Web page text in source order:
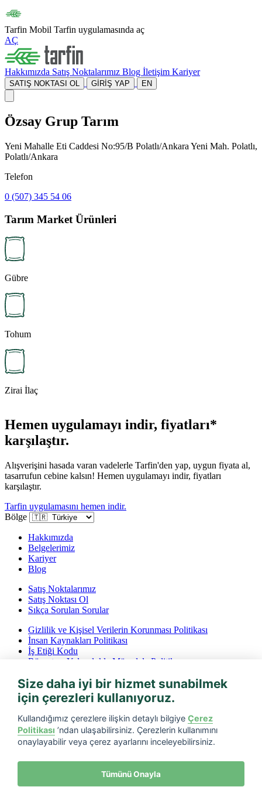
Tarfin Mobil Tarfin uygulamasında aç
AÇ
Hakkımızda Satış Noktalarımız Blog İletişim Kariyer
SATIŞ NOKTASI OL GİRİŞ YAP EN
Özsay Grup Tarım
Yeni Mahalle Eti Caddesi No:95/B Polatlı/Ankara Yeni Mah. Polatlı,
Polatlı/Ankara
Telefon
0 (507) 345 54 06
Tarım Market Ürünleri
Gübre
Tohum
Zirai İlaç
Hemen uygulamayı indir, fiyatları*
karşılaştır.
Alışverişini hasada varan vadelerle Tarfin'den yap, uygun fiyata al,
tasarrufun cebine kalsın! Hemen uygulamayı indir, fiyatları
karşılaştır.
Tarfin uygulamasını hemen indir.
Bölge
Hakkımızda
Belgelerimiz
Kariyer
Blog
Satış Noktalarımız
Satış Noktası Ol
Sıkça Sorulan Sorular
Gizlilik ve Kişisel Verilerin Korunması Politikası
İnsan Kaynakları Politikası
İş Etiği Kodu
Rüşvet ve Yolsuzlukla Mücadele Politikası
Bilgi Toplumu Hizmetleri
Tarfin mobil’i indirin
Size daha iyi bir hizmet sunabilmek
için çerezleri kullanıyoruz.
Kullandığımız çerezlere ilişkin detaylı bilgiye Çerez
Politikası ’ndan ulaşabilirsiniz. Çerezlerin kullanımını
onaylayabilir veya çerez ayarlarını inceleyebilirsiniz.
Tümünü Onayla